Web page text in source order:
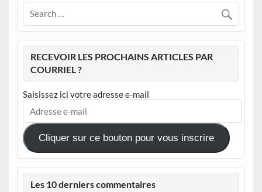
RECEVOIR LES PROCHAINS ARTICLES PAR
COURRIEL ?
Saisissez ici votre adresse e-mail
Adresse
mail
Cliquer sur ce bouton pour vous inscrire
Les 10 derniers commentaires